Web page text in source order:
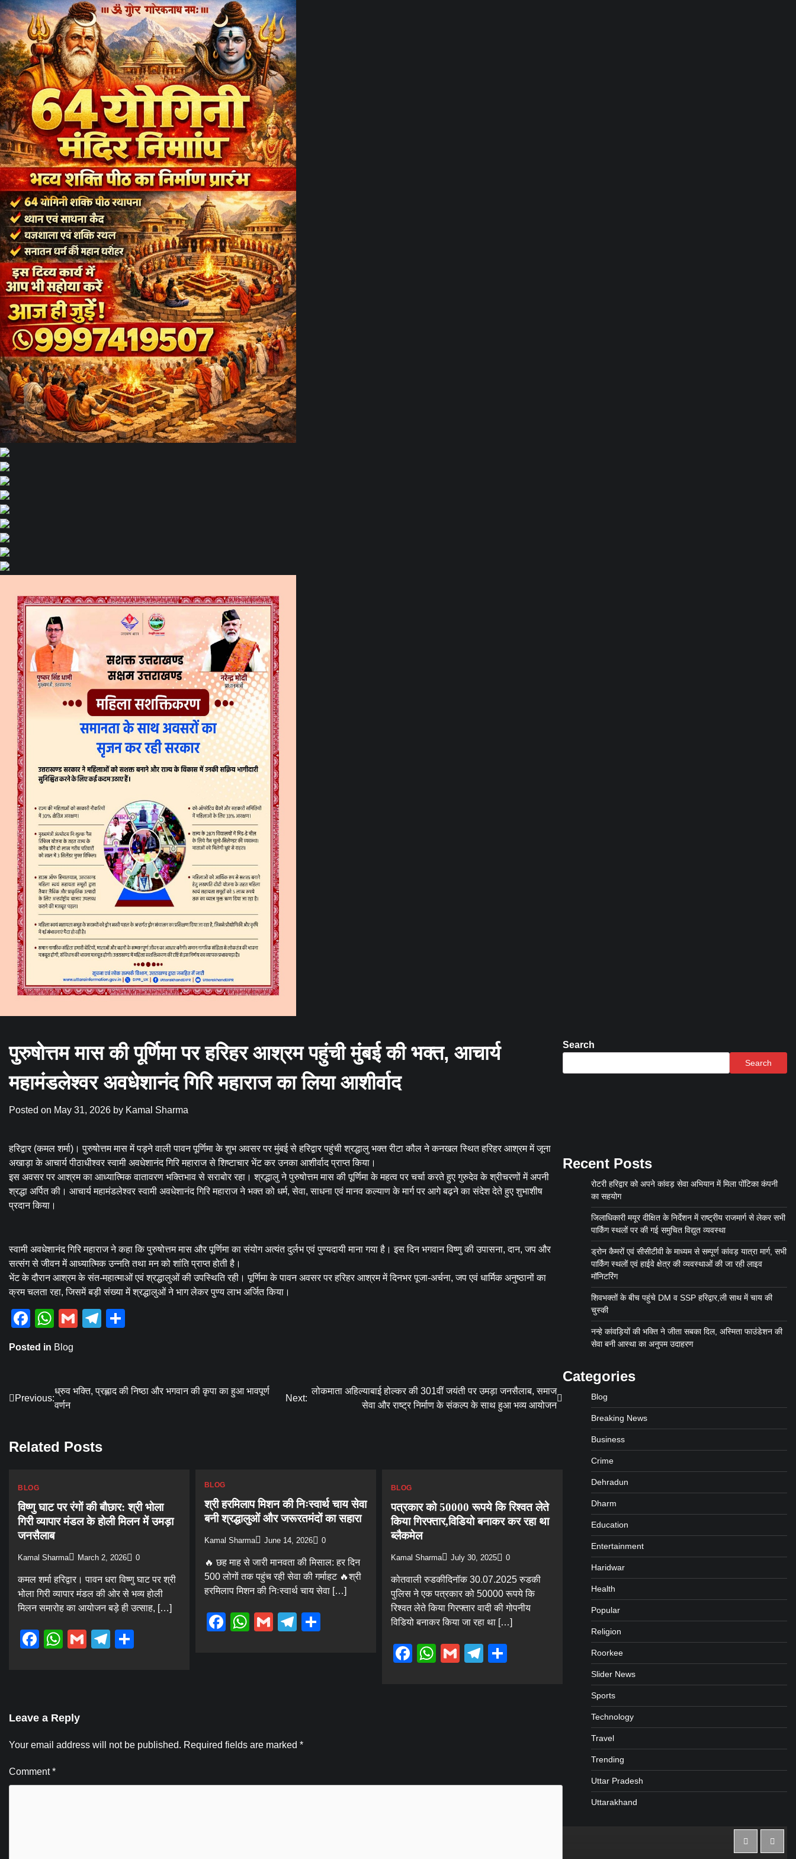
पुरुषोत्तम मास की पूर्णिमा पर हरिहर आश्रम पहुंची मुंबई की भक्त, आचार्य
महामंडलेश्वर अवधेशानंद गिरि महाराज का लिया आशीर्वाद
Posted on May 31, 2026 by Kamal Sharma
हरिद्वार (कमल शर्मा)। पुरुषोत्तम मास में पड़ने वाली पावन पूर्णिमा के शुभ अवसर पर मुंबई से हरिद्वार पहुंची श्रद्धालु भक्त रीटा कौल ने कनखल स्थित हरिहर आश्रम में जूना
अखाड़ा के आचार्य पीठाधीश्वर स्वामी अवधेशानंद गिरि महाराज से शिष्टाचार भेंट कर उनका आशीर्वाद प्राप्त किया।
इस अवसर पर आश्रम का आध्यात्मिक वातावरण भक्तिभाव से सराबोर रहा। श्रद्धालु ने पुरुषोत्तम मास की पूर्णिमा के महत्व पर चर्चा करते हुए गुरुदेव के श्रीचरणों में अपनी
श्रद्धा अर्पित की। आचार्य महामंडलेश्वर स्वामी अवधेशानंद गिरि महाराज ने भक्त को धर्म, सेवा, साधना एवं मानव कल्याण के मार्ग पर आगे बढ़ने का संदेश देते हुए शुभाशीष
प्रदान किया।
स्वामी अवधेशानंद गिरि महाराज ने कहा कि पुरुषोत्तम मास और पूर्णिमा का संयोग अत्यंत दुर्लभ एवं पुण्यदायी माना गया है। इस दिन भगवान विष्णु की उपासना, दान, जप और
सत्संग से जीवन में आध्यात्मिक उन्नति तथा मन को शांति प्राप्त होती है।
भेंट के दौरान आश्रम के संत-महात्माओं एवं श्रद्धालुओं की उपस्थिति रही। पूर्णिमा के पावन अवसर पर हरिहर आश्रम में दिनभर पूजा-अर्चना, जप एवं धार्मिक अनुष्ठानों का
क्रम चलता रहा, जिसमें बड़ी संख्या में श्रद्धालुओं ने भाग लेकर पुण्य लाभ अर्जित किया।
Facebook
WhatsApp
GmailTelegram
Posted in Blog
Post
Previous:
ध्रुव भक्ति, प्रह्लाद की निष्ठा और भगवान की कृपा का हुआ भावपूर्ण
वर्णन
Next:
लोकमाता अहिल्याबाई होल्कर की 301वीं जयंती पर उमड़ा जनसैलाब, समाज
सेवा और राष्ट्र निर्माण के संकल्प के साथ हुआ भव्य आयोजन
Related Posts
BLOG
विष्णु घाट पर रंगों की बौछार: श्री भोला
गिरी व्यापार मंडल के होली मिलन में उमड़ा
जनसैलाब
Kamal Sharma March 2, 2026 0
कमल शर्मा हरिद्वार। पावन धरा विष्णु घाट पर श्री
भोला गिरी व्यापार मंडल की ओर से भव्य होली
मिलन समारोह का आयोजन बड़े ही उत्साह, […]
Facebook
WhatsApp
GmailTelegram
BLOG
श्री हरमिलाप मिशन की निःस्वार्थ चाय सेवा
बनी श्रद्धालुओं और जरूरतमंदों का सहारा
Kamal Sharma June 14, 2026 0
🔥 छह माह से जारी मानवता की मिसाल: हर दिन
500 लोगों तक पहुंच रही सेवा की गर्माहट 🔥श्री
हरमिलाप मिशन की निःस्वार्थ चाय सेवा […]
Facebook
WhatsApp
GmailTelegram
BLOG
पत्रकार को 50000 रूपये कि रिश्वत लेते
किया गिरफ्तार,विडियो बनाकर कर रहा था
ब्लैकमेल
Kamal Sharma July 30, 2025 0
कोतवाली रुडकीदिनॉक 30.07.2025 रुडकी
पुलिस ने एक पत्रकार को 50000 रूपये कि
रिश्वत लेते किया गिरफ्तार वादी की गोपनीय
विडियो बनाकर किया जा रहा था […]
Facebook
WhatsApp
GmailTelegram
Leave a Reply
Your email address will not be published. Required fields are marked *
Comment*
Search
Search
Recent Posts
रोटरी हरिद्वार को अपने कांवड़ सेवा अभियान में मिला पोंटिका कंपनी
का सहयोग
जिलाधिकारी मयूर दीक्षित के निर्देशन में राष्ट्रीय राजमार्ग से लेकर सभी
पार्किंग स्थलों पर की गई समुचित विद्युत व्यवस्था
ड्रोन कैमरों एवं सीसीटीवी के माध्यम से सम्पूर्ण कांवड़ यात्रा मार्ग, सभी
पार्किंग स्थलों एवं हाईवे क्षेत्र की व्यवस्थाओं की जा रही लाइव
मॉनिटरिंग
शिवभक्तों के बीच पहुंचे DM व SSP हरिद्वार,ली साथ में चाय की
चुस्की
नन्हे कांवड़ियों की भक्ति ने जीता सबका दिल, अस्मिता फाउंडेशन की
सेवा बनी आस्था का अनुपम उदाहरण
Categories
Blog
Breaking News
Business
Crime
Dehradun
Dharm
Education
Entertainment
Haridwar
Health
Popular
Religion
Roorkee
Slider News
Sports
Technology
Travel
Trending
Uttar Pradesh
Uttarakhand